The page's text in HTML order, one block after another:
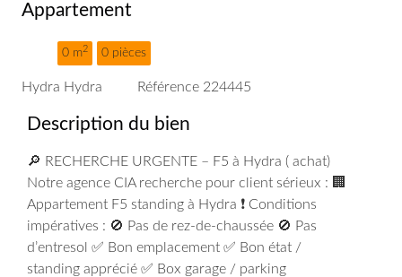
Appartement
0 m2 0 pièces
Hydra Hydra Référence 224445
Description du bien
🔎 RECHERCHE URGENTE – F5 à Hydra ( achat)
Notre agence CIA recherche pour client sérieux : 🏢
Appartement F5 standing à Hydra ❗ Conditions
impératives : 🚫 Pas de rez-de-chaussée 🚫 Pas
d’entresol ✅ Bon emplacement ✅ Bon état /
standing apprécié ✅ Box garage / parking